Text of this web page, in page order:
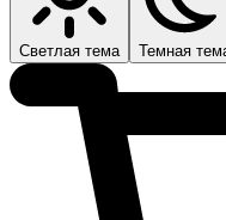
Светлая тема Темная